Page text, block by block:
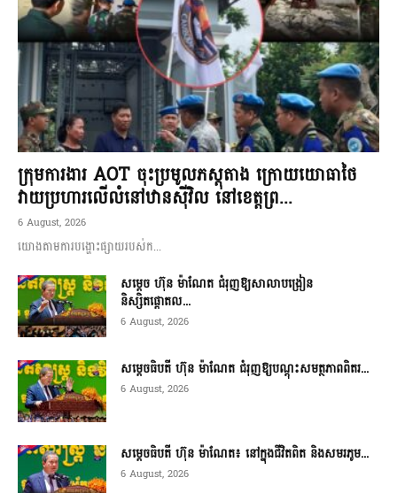
ក្រុមការងារ AOT ចុះប្រមូលភស្តុតាង ក្រោយយោធាថៃ
វាយប្រហារលើលំនៅឋានស៊ីវិល នៅខេត្តព្រ...
6 August, 2026
យោងតាមការបង្ហោះផ្សាយរបស់ក...
សម្តេច ហ៊ុន ម៉ាណែត ជំរុញឱ្យសាលាបង្រៀន
និស្សិតផ្តោតល...
6 August, 2026
សម្តេចធិបតី ហ៊ុន ម៉ាណែត ជំរុញឱ្យបណ្តុះសមត្ថភាពពិតរ...
6 August, 2026
សម្តេចធិបតី ហ៊ុន ម៉ាណែត៖ នៅក្នុងជីវិតពិត និងសមរភូម...
6 August, 2026